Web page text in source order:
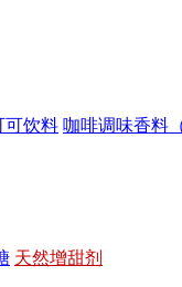
可饮料 咖啡调味香料
天然增甜剂